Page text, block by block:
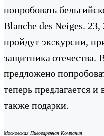
попробовать
Blanche des Neiges.
пройдут экскурсии,
защитника отечества.
предложено
теперь предлагается и
также подарки.
Московская Пивоваренная Компания